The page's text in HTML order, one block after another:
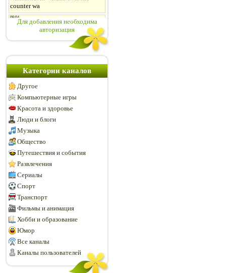
Для добавления необходима
авторизация
Категории каналов
Другое
Компьютерные игры
Красота и здоровье
Люди и блоги
Музыка
Общество
Путешествия и события
Развлечения
Сериалы
Спорт
Транспорт
Фильмы и анимация
Хобби и образование
Юмор
Все каналы
Каналы пользователей